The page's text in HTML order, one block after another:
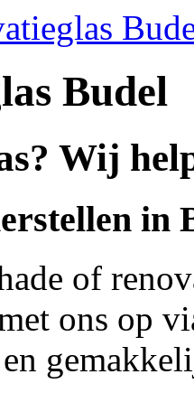
Budel
Wij
in
of
ons op